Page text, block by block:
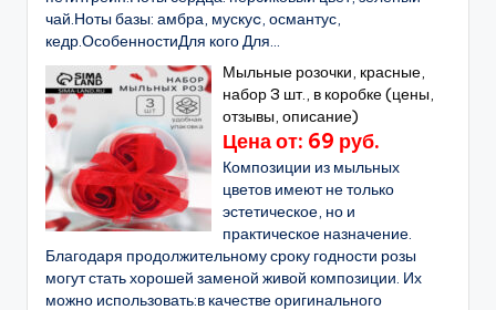
чай.Ноты базы: амбра, мускуc, османтус,
кедр.ОсобенностиДля кого Для...
Мыльные розочки, красные,
набор 3 шт., в коробке (цены,
отзывы, описание)
Цена от: 69 руб.
Композиции из мыльных
цветов имеют не только
эстетическое, но и
практическое назначение.
Благодаря продолжительному сроку годности розы
могут стать хорошей заменой живой композиции. Их
можно использовать:в качестве оригинального